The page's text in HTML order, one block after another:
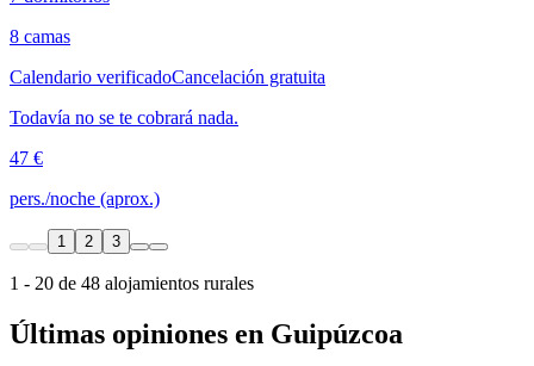
8 camas
Calendario verificadoCancelación gratuita
Todavía no se te cobrará nada.
47 €
pers./noche (aprox.)
1 2 3
1 - 20 de 48 alojamientos rurales
Últimas opiniones en Guipúzcoa